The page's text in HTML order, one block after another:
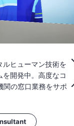
ルヒューマン技術を
開発中。高度なコ
関の窓口業務をサポ